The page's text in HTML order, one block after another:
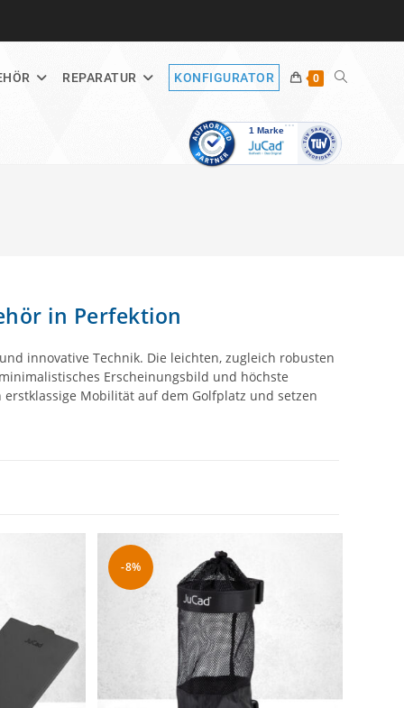
REPARATUR KONFIGURATOR 0 WEBSITE-
SUCHE
in Perfektion
innovative Technik. Die leichten, zugleich robusten
Erscheinungsbild und höchste
Mobilität auf dem Golfplatz und setzen
-8%